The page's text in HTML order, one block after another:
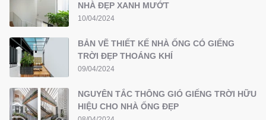
NHÀ ĐẸP XANH MƯỚT
10/04/2024
BẢN VẼ THIẾT KẾ NHÀ ỐNG CÓ GIẾNG
TRỜI ĐẸP THOÁNG KHÍ
09/04/2024
NGUYÊN TẮC THÔNG GIÓ GIẾNG TRỜI HỮU
HIỆU CHO NHÀ ỐNG ĐẸP